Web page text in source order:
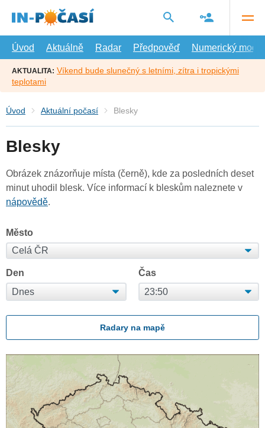
hlavní
Úvod
Aktuálně Radar Předpověď Numerický model
AKTUALITA: Víkend bude slunečný s letními, zítra i tropickými
teplotami
Úvod Aktuální počasí Blesky
Blesky
Obrázek znázorňuje místa (černě), kde za posledních deset
minut uhodil blesk. Více informací k bleskům naleznete v
nápovědě.
Město
Den Čas
Radary na mapě